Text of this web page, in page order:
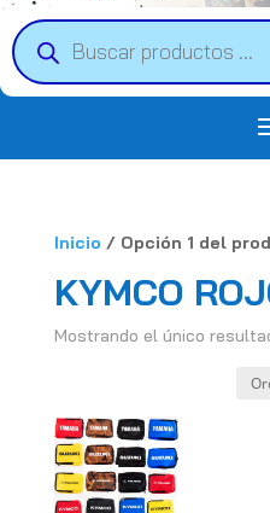
Búsqueda
de
productos
Inicio / Opción 1 del
KYMCO
Mostrando el único